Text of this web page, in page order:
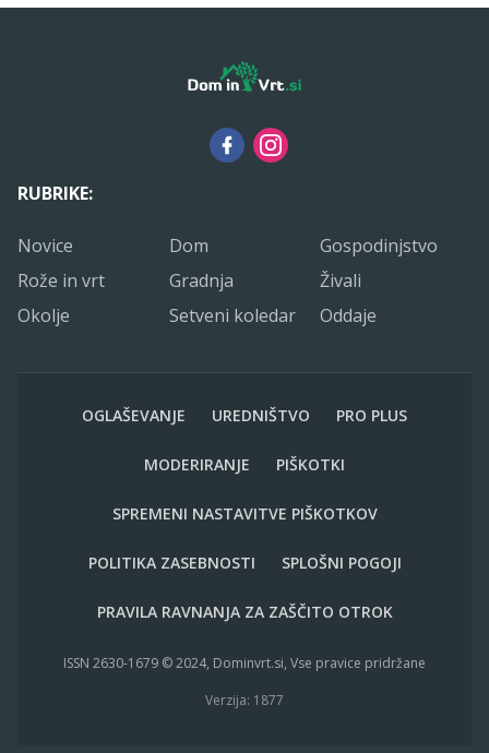
RUBRIKE:
Novice Dom
Gospodinjstvo
Rože in vrt
Gradnja
Živali
Okolje
Setveni koledar Oddaje
OGLAŠEVANJE UREDNIŠTVO PRO PLUS
MODERIRANJE PIŠKOTKI
SPREMENI NASTAVITVE PIŠKOTKOV
POLITIKA ZASEBNOSTI SPLOŠNI POGOJI
PRAVILA RAVNANJA ZA ZAŠČITO OTROK
ISSN 2630-1679 © 2024, Dominvrt.si, Vse pravice pridržane
Verzija: 1877